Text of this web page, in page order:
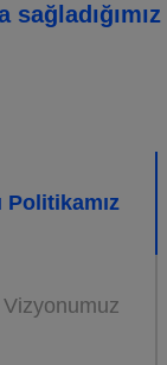
Politikamız